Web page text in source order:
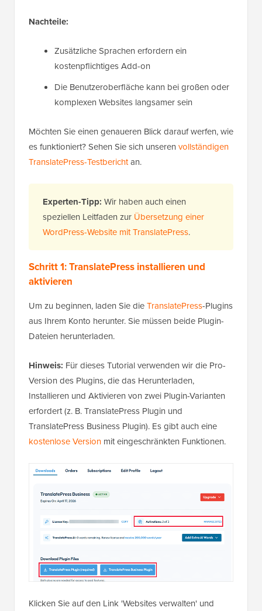
Nachteile:
Zusätzliche Sprachen erfordern ein
kostenpflichtiges Add-on
Die Benutzeroberfläche kann bei großen oder
komplexen Websites langsamer sein
Möchten Sie einen genaueren Blick darauf werfen, wie
es funktioniert? Sehen Sie sich unseren vollständigen
TranslatePress-Testberichtan.
Experten-Tipp: Wir haben auch einen
speziellen Leitfaden zur Übersetzung einer
WordPress-Website mit TranslatePress.
Schritt 1: TranslatePress installieren und
aktivieren
Um zu beginnen, laden Sie dieTranslatePress-Plugins
aus Ihrem Konto herunter. Sie müssen beide Plugin-
Dateien herunterladen.
Hinweis: Für dieses Tutorial verwenden wir die Pro-
Version des Plugins, die das Herunterladen,
Installieren und Aktivieren von zwei Plugin-Varianten
erfordert (z. B. TranslatePress Plugin und
TranslatePress Business Plugin). Es gibt auch eine
kostenlose Version mit eingeschränkten Funktionen.
Klicken Sie auf den Link 'Websites verwalten' und